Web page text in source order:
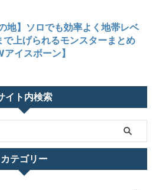
の地】ソロでも効率よく地帯レベ
で上げられるモンスターまとめ
アイスボーン】
イト内検索
カテゴリー